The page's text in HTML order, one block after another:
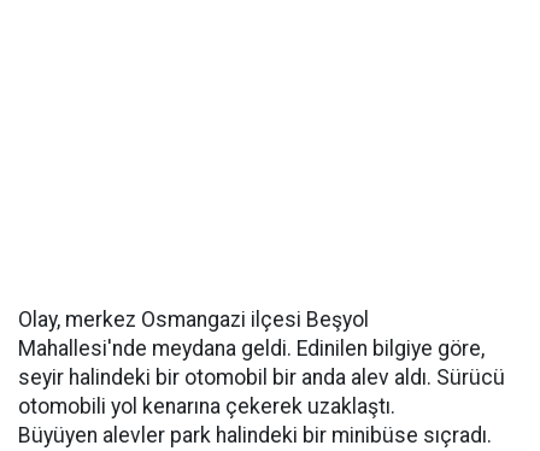
Olay, merkez Osmangazi ilçesi Beşyol
Mahallesi'nde meydana geldi. Edinilen bilgiye göre,
seyir halindeki bir otomobil bir anda alev aldı. Sürücü
otomobili yol kenarına çekerek uzaklaştı.
Büyüyen alevler park halindeki bir minibüse sıçradı.